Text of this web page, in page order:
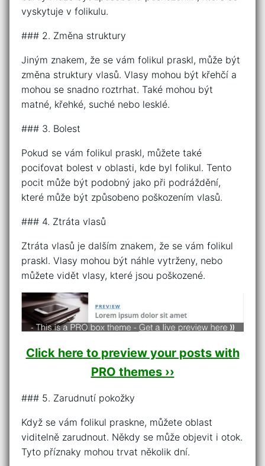
vyskytuje v folikulu.
### 2. Změna struktury
Jiným znakem, že se vám folikul praskl, může být
změna struktury vlasů. Vlasy mohou být křehčí a
mohou se snadno roztrhat. Také mohou být
matné, křehké, suché nebo lesklé.
### 3. Bolest
Pokud se vám folikul praskl, můžete také
pociťovat bolest v oblasti, kde byl folikul. Tento
pocit může být podobný jako při podráždění,
které může být způsobeno poškozením vlasů.
### 4. Ztráta vlasů
Ztráta vlasů je dalším znakem, že se vám folikul
praskl. Vlasy mohou být náhle vytrženy, nebo
můžete vidět vlasy, které jsou poškozené.
Click here to preview your posts with
PRO themes ››
### 5. Zarudnutí pokožky
Když se vám folikul praskne, můžete oblast
viditelně zarudnout. Někdy se může objevit i otok.
Tyto příznaky mohou trvat několik dní.